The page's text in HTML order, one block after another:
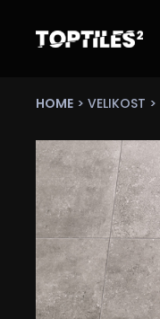
s.r.o.
HOME > VELIKOST >